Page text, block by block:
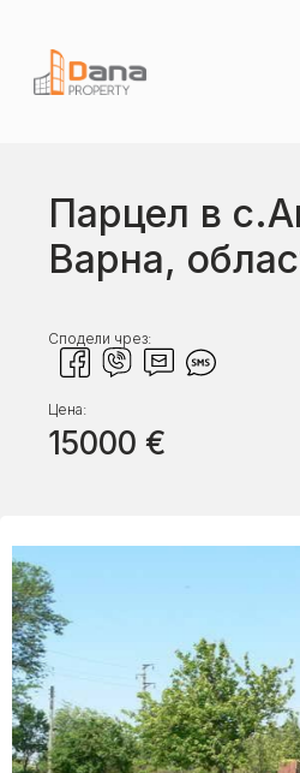
Парцел в
Варна,
Сподели чрез:
Цена:
15000 €